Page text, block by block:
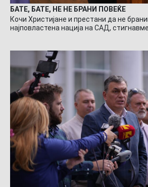
БАТЕ, БАТЕ, НЕ НЕ БРАНИ ПОВЕЌЕ
Кочи Христијане и престани да не
најповластена нација на САД,